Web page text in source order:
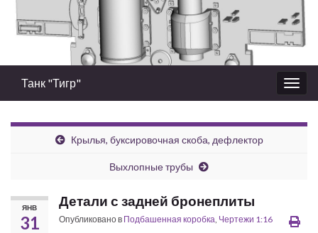
Вкл/
выкл
Танк "Тигр"
Крылья, буксировочная скоба, дефлектор
Выхлопные трубы
ЯНВ
31
Детали с задней бронеплиты
Опубликовано в Подбашенная коробка, Чертежи 1:16